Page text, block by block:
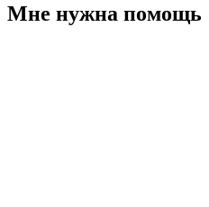
Мне нужна помощь